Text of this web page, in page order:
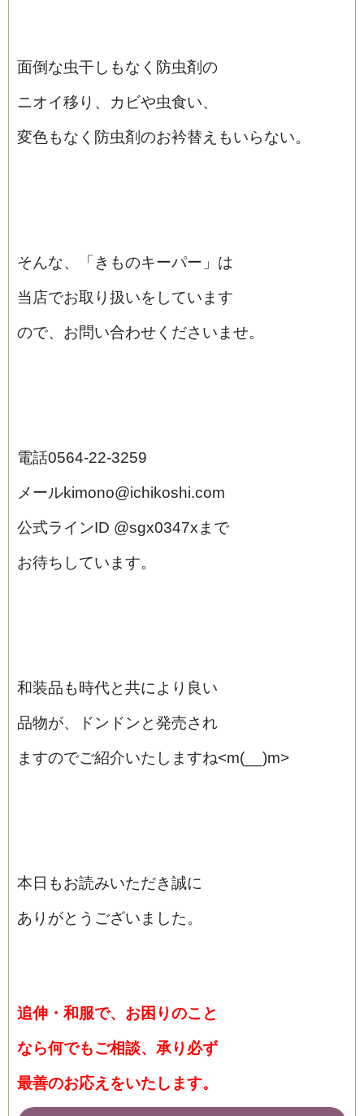
面倒な虫干しもなく防虫剤の
ニオイ移り、カビや虫食い、
変色もなく防虫剤のお衿替えもいらない。
そんな、「きものキーパー」は
当店でお取り扱いをしています
ので、お問い合わせくださいませ。
電話0564‐22‐3259
メールkimono@ichikoshi.com
公式ラインID @sgx0347xまで
お待ちしています。
和装品も時代と共により良い
品物が、ドンドンと発売され
ますのでご紹介いたしますね<m(__)m>
本日もお読みいただき誠に
ありがとうございました。
追伸・和服で、お困りのこと
なら何でもご相談、承り必ず
最善のお応えをいたします。